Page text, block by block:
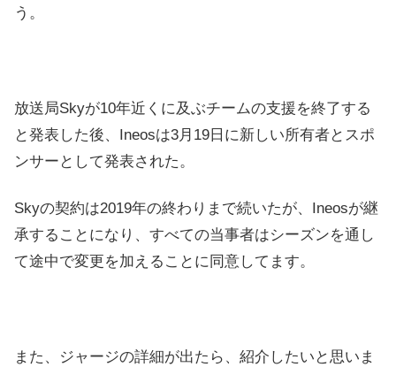
う。
放送局Skyが10年近くに及ぶチームの支援を終了する
と発表した後、Ineosは3月19日に新しい所有者とスポ
ンサーとして発表された。
Skyの契約は2019年の終わりまで続いたが、Ineosが継
承することになり、すべての当事者はシーズンを通し
て途中で変更を加えることに同意してます。
また、ジャージの詳細が出たら、紹介したいと思いま